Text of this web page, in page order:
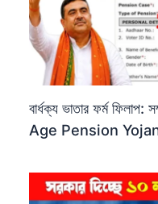
বার্ধক্য ভাতার ফর্ম
Age Pension Yojana